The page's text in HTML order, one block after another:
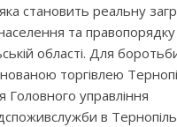
становить реальну
та правопорядку
області. Для
торгівлею
Головного управління
в